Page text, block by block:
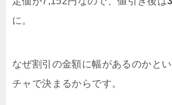
に。
なぜ割引の金額に幅があるのかと
チャで決まるからです。